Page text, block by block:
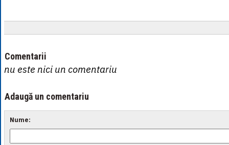
Comentarii
nu este nici un comentariu
Adaugă un comentariu
Nume: